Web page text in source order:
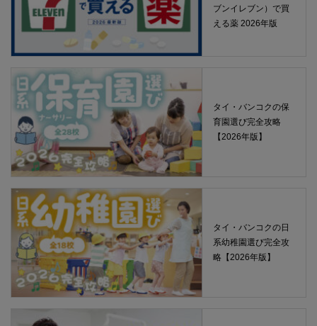
ブンイレブン）で買
える薬 2026年版
タイ・バンコクの保
育園選び完全攻略
【2026年版】
タイ・バンコクの日
系幼稚園選び完全攻
略【2026年版】